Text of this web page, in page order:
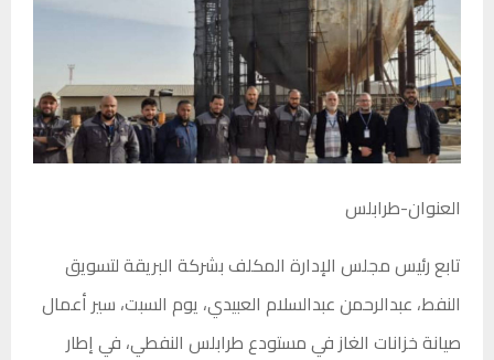
العنوان-طرابلس
تابع رئيس مجلس الإدارة المكلف بشركة البريقة لتسويق
النفط، عبدالرحمن عبدالسلام العبيدي، يوم السبت، سير أعمال
صيانة خزانات الغاز في مستودع طرابلس النفطي، في إطار